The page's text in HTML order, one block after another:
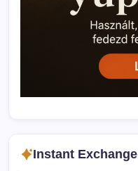
Instant Exchange